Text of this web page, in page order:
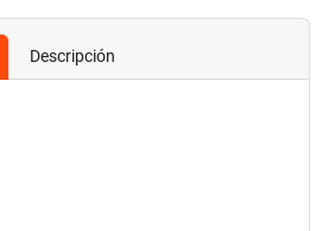
Descripción